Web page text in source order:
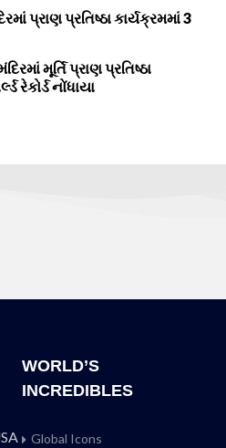
પ્રાણ પ્રતિષ્ઠા કાર્યક્રમમાં 3
મૂર્તિ પ્રાણ પ્રતિષ્ઠા
રેકોર્ડ નોંધાયા
WORLD’S
INCREDIBLES
Global Icons